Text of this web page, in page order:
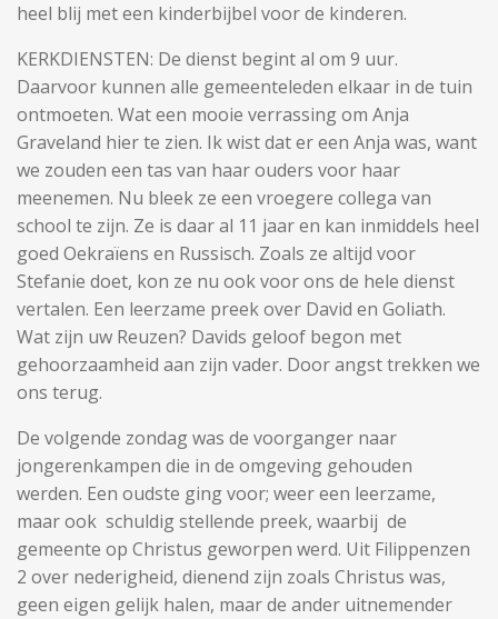
heel blij met een kinderbijbel voor de kinderen.
KERKDIENSTEN: De dienst begint al om 9 uur.
Daarvoor kunnen alle gemeenteleden elkaar in de tuin
ontmoeten. Wat een mooie verrassing om Anja
Graveland hier te zien. Ik wist dat er een Anja was, want
we zouden een tas van haar ouders voor haar
meenemen. Nu bleek ze een vroegere collega van
school te zijn. Ze is daar al 11 jaar en kan inmiddels heel
goed Oekraïens en Russisch. Zoals ze altijd voor
Stefanie doet, kon ze nu ook voor ons de hele dienst
vertalen. Een leerzame preek over David en Goliath.
Wat zijn uw Reuzen? Davids geloof begon met
gehoorzaamheid aan zijn vader. Door angst trekken we
ons terug.
De volgende zondag was de voorganger naar
jongerenkampen die in de omgeving gehouden
werden. Een oudste ging voor; weer een leerzame,
maar ook schuldig stellende preek, waarbij de
gemeente op Christus geworpen werd. Uit Filippenzen
2 over nederigheid, dienend zijn zoals Christus was,
geen eigen gelijk halen, maar de ander uitnemender